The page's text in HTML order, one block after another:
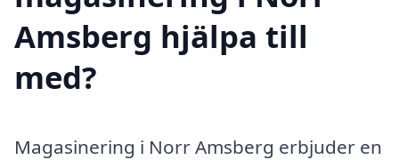
Amsberg hjälpa till
med?
Magasinering i Norr Amsberg erbjuder en